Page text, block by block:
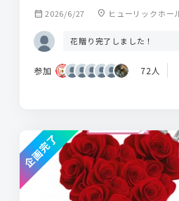
calendar_month 2026/6/27 location_on ヒューリックホー
花贈り完了しました！
参加 72人
企画完了